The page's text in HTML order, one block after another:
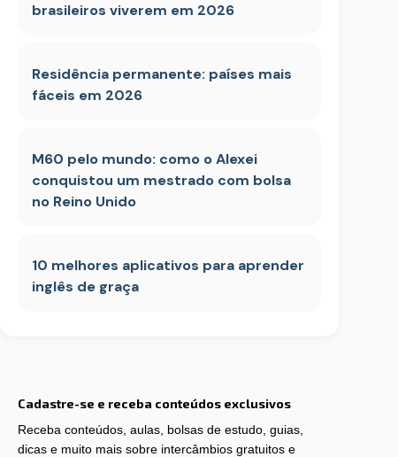
brasileiros viverem em 2026
Residência permanente: países mais
fáceis em 2026
M60 pelo mundo: como o Alexei
conquistou um mestrado com bolsa
no Reino Unido
10 melhores aplicativos para aprender
inglês de graça
Cadastre-se e receba conteúdos exclusivos
Receba conteúdos, aulas, bolsas de estudo, guias,
dicas e muito mais sobre intercâmbios gratuitos e